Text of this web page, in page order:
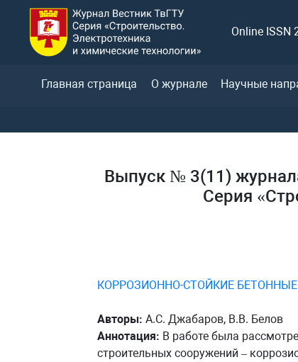
Online ISSN
Главная страница О журнале Научные
Выпуск № 3(11)
Серия
КОРРОЗИОННО-СТОЙКИЕ
Авторы: А.С. Джабаров, В.В. Белов
Аннотация: В работе была
строительных сооружений –